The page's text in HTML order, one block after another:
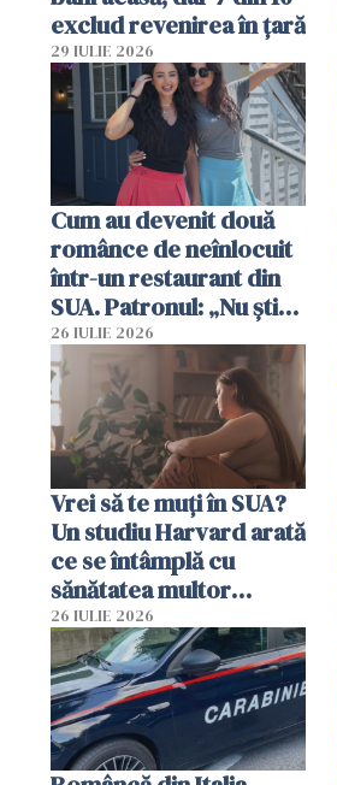
exclud revenirea în țară
29 IULIE 2026
Cum au devenit două
românce de neînlocuit
într-un restaurant din
SUA. Patronul: „Nu știu
ce o să mă fac fără voi”
26 IULIE 2026
Vrei să te muți în SUA?
Un studiu Harvard arată
ce se întâmplă cu
sănătatea multor
imigranți
26 IULIE 2026